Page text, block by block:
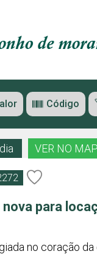
Código
VER NO
para
no coração